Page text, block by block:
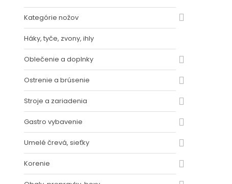
Kategórie nožov
Háky, tyče, zvony, ihly
Oblečenie a doplnky
Ostrenie a brúsenie
Stroje a zariadenia
Gastro vybavenie
Umelé črevá, sieťky
Korenie